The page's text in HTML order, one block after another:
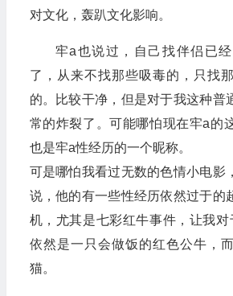
对文化，轰趴文化影响。
牢a也说过，自己找伴侣已
了，从来不找那些吸毒的，只找
的。比较干净，但是对于我这种普
常的炸裂了。可能哪怕现在牢a的
也是牢a性经历的一个昵称。
可是哪怕我看过无数的色情小电影
说，他的有一些性经历依然过于的
机，尤其是七彩红牛事件，让我对
依然是一只会做饭的红色公牛，
猫。